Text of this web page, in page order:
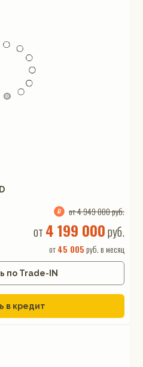
от 4 949 000 руб.
от 4 199 000руб.
от45 005 руб. в месяц
по Trade-IN
в кредит